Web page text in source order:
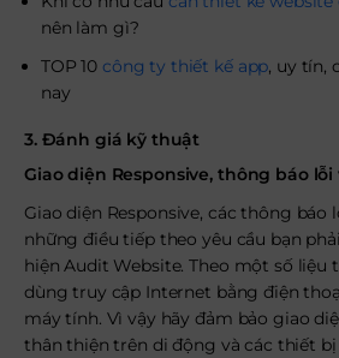
nên làm gì?
TOP 10công ty thiết kế app, uy tín,
nay
3. Đánh giá kỹ thuật
Giao diện Responsive, thông báo lỗi
Giao diện Responsive, các thông báo
những điều tiếp theo yêu cầu bạn
hiện Audit Website. Theo một số liệu
dùng truy cập Internet bằng điện
máy tính. Vì vậy hãy đảm bảo giao
thân thiện trên di động và các thiết bị